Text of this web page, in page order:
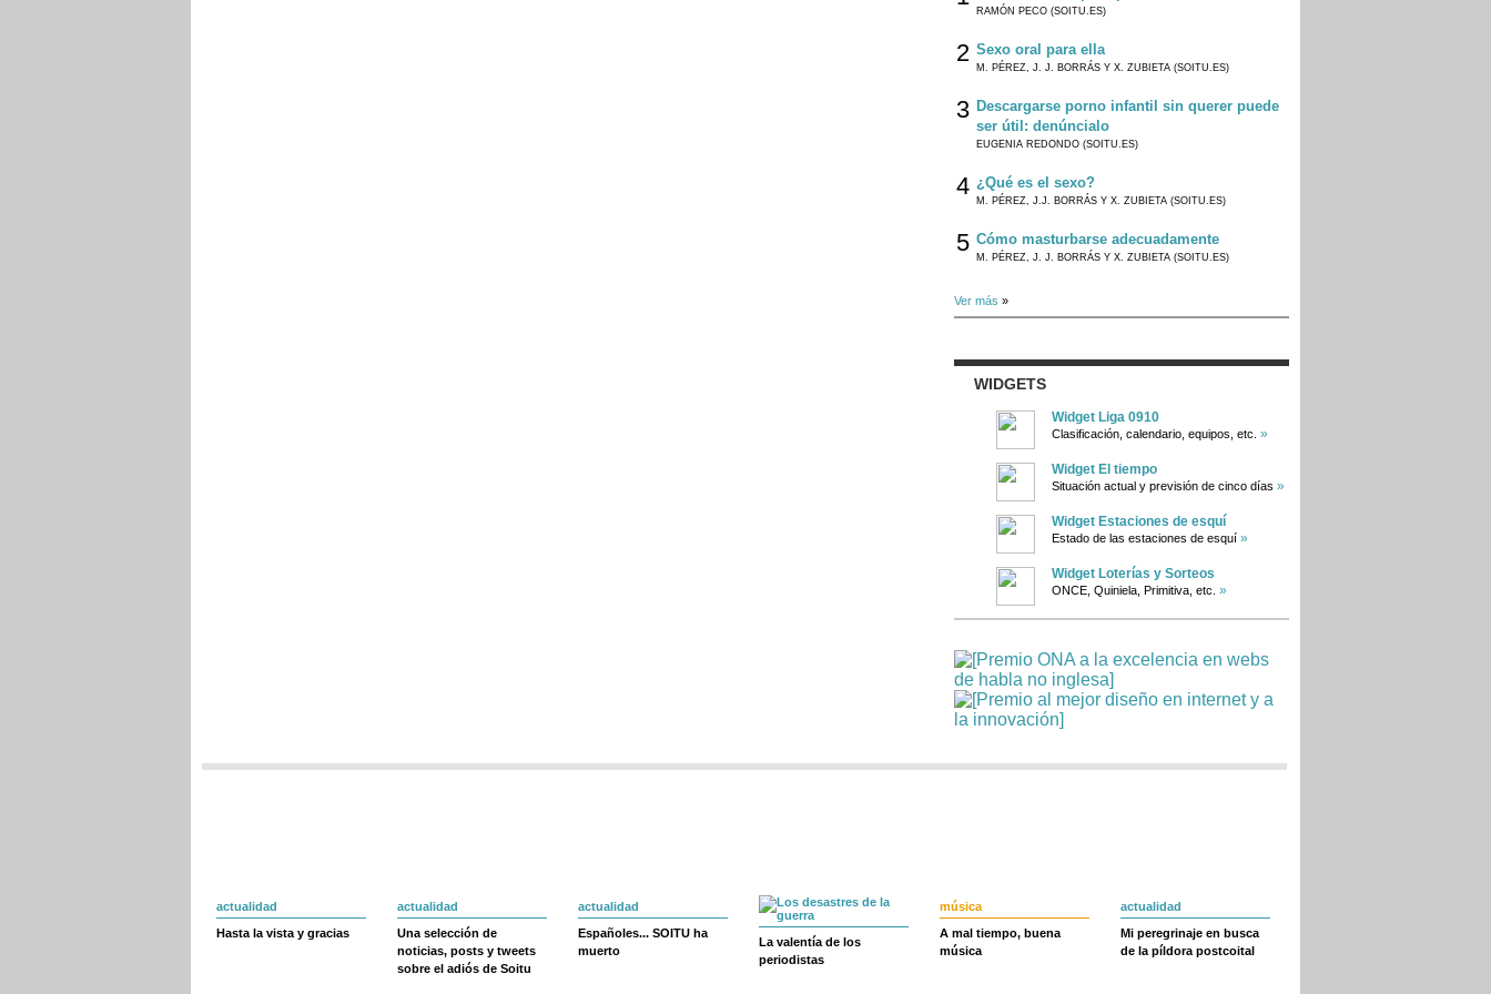
RAMÓN PECO (SOITU.ES)
2 Sexo oral para ella
M. PÉREZ, J. J. BORRÁS Y X. ZUBIETA (SOITU.ES)
3 Descargarse porno infantil sin querer puede
ser útil: denúncialo
EUGENIA REDONDO (SOITU.ES)
4 ¿Qué es el sexo?
M. PÉREZ, J.J. BORRÁS Y X. ZUBIETA (SOITU.ES)
5 Cómo masturbarse adecuadamente
M. PÉREZ, J. J. BORRÁS Y X. ZUBIETA (SOITU.ES)
Ver más »
WIDGETS
Widget Liga 0910
Clasificación, calendario, equipos, etc. »
Widget El tiempo
Situación actual y previsión de cinco días »
Widget Estaciones de esquí
Estado de las estaciones de esquí »
Widget Loterías y Sorteos
ONCE, Quiniela, Primitiva, etc. »
actualidad
Hasta la vista y gracias
actualidad
Una selección de
noticias, posts y tweets
sobre el adiós de Soitu
actualidad
Españoles... SOITU ha
muerto
La valentía de los
periodistas
música
A mal tiempo, buena
música
actualidad
Mi peregrinaje en busca
de la píldora postcoital